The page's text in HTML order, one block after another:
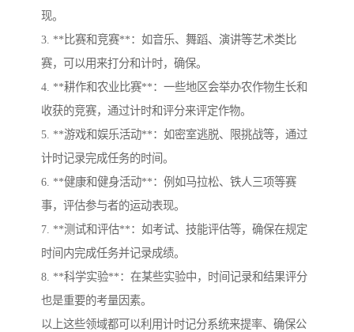
现。
3. **比赛和竞赛**：如音乐、舞蹈、演讲等艺术类比
赛，可以用来打分和计时，确保。
4. **耕作和农业比赛**：一些地区会举办农作物生长和
收获的竞赛，通过计时和评分来评定作物。
5. **游戏和娱乐活动**：如密室逃脱、限挑战等，通过
计时记录完成任务的时间。
6. **健康和健身活动**：例如马拉松、铁人三项等赛
事，评估参与者的运动表现。
7. **测试和评估**：如考试、技能评估等，确保在规定
时间内完成任务并记录成绩。
8. **科学实验**：在某些实验中，时间记录和结果评分
也是重要的考量因素。
以上这些领域都可以利用计时记分系统来提率、确保公